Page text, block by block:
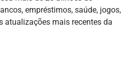
empréstimos, saúde, jogos,
atualizações mais recentes da